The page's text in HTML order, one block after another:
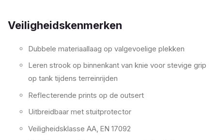
Veiligheidskenmerken
Dubbele materiaallaag op valgevoelige plekken
Leren strook op binnenkant van knie voor stevige grip
op tank tijdens terreinrijden
Reflecterende prints op de outsert
Uitbreidbaar met stuitprotector
Veiligheidsklasse AA, EN 17092